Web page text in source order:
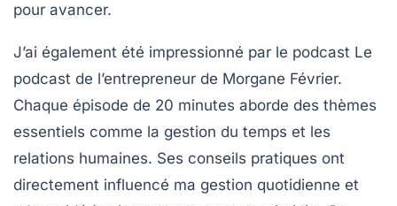
pour avancer.
J’ai également été impressionné par le podcast Le
podcast de l’entrepreneur de Morgane Février.
Chaque épisode de 20 minutes aborde des thèmes
essentiels comme la gestion du temps et les
relations humaines. Ses conseils pratiques ont
directement influencé ma gestion quotidienne et